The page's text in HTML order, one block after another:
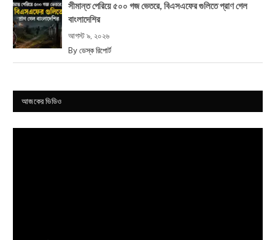
সীমান্ত পেরিয়ে ৫০০ গজ ভেতরে, বিএসএফের গুলিতে প্রাণ গেল
বাংলাদেশির
আগস্ট ৯, ২০২৬
By ডেস্ক রিপোর্ট
আজকের ভিডিও